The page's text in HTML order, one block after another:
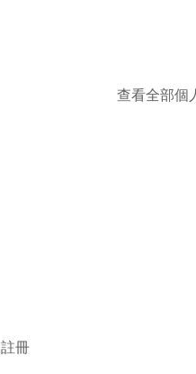
查看全部個
註冊